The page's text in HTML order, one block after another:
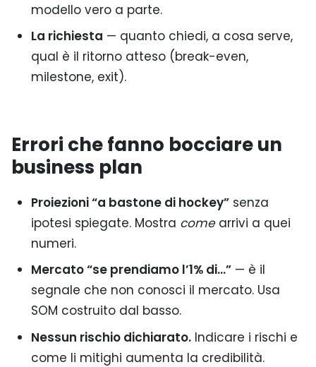
modello vero a parte.
La richiesta — quanto chiedi, a cosa serve,
qual è il ritorno atteso (break-even,
milestone, exit).
Errori che fanno bocciare un
business plan
Proiezioni “a bastone di hockey”senza
ipotesi spiegate. Mostra comearrivi a quei
numeri.
Mercato “se prendiamo l’1% di…”— è il
segnale che non conosci il mercato. Usa
SOM costruito dal basso.
Nessun rischio dichiarato.Indicare i rischi e
come li mitighi aumenta la credibilità.